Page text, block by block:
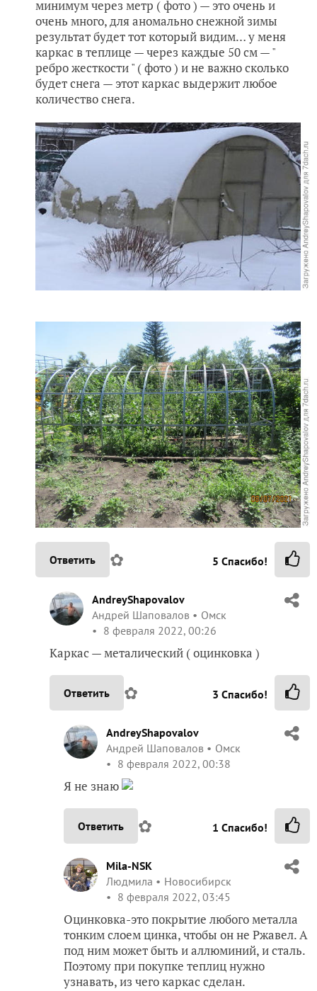
минимум через метр ( фото ) — это очень и
очень много, для аномально снежной зимы
результат будет тот который видим… у меня
каркас в теплице — через каждые 50 см — "
ребро жесткости " ( фото ) и не важно сколько
будет снега — этот каркас выдержит любое
количество снега.
Ответить ✿ 5 Спасибо!
AndreyShapovalov
Андрей Шаповалов
Омск
8 февраля 2022, 00:26
Каркас — металический ( оцинковка )
Ответить ✿ 3 Спасибо!
AndreyShapovalov
Андрей Шаповалов
Омск
8 февраля 2022, 00:38
Я не знаю
Ответить ✿ 1 Спасибо!
Mila-NSK
Людмила
Новосибирск
8 февраля 2022, 03:45
Оцинковка-это покрытие любого металла
тонким слоем цинка, чтобы он не Ржавел. А
под ним может быть и аллюминий, и сталь.
Поэтому при покупке теплиц нужно
узнавать, из чего каркас сделан.